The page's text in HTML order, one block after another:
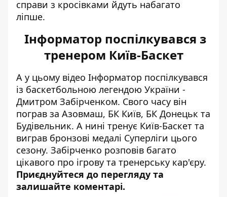
справи з кросівками йдуть набагато
ліпше.
Інформатор поспілкувався з
тренером Київ-Баскет
А у цьому відео Інформатор поспілкувався
із баскетбольною легендою України -
Дмитром Забірченком. Свого часу він
пограв за Азовмаш, БК Київ, БК Донецьк та
Будівельник. А нині тренує Київ-Баскет та
виграв бронзові медалі Суперліги цього
сезону. Забірченко розповів багато
цікавого про ігрову та тренерську кар'єру.
Приєднуйтеся до перегляду та
залишайте коментарі.